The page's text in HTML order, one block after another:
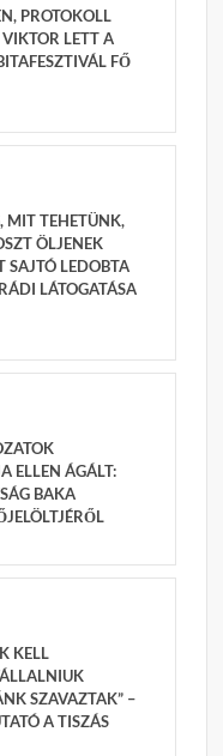
PROTOKOLL
LETT A
FŐ
MIT TEHETÜNK,
ÖLJENEK
SAJTÓ LEDOBTA
LÁTOGATÁSA
ELLEN ÁGÁLT:
BAKA
KELL
SZAVAZTAK” –
A TISZÁS